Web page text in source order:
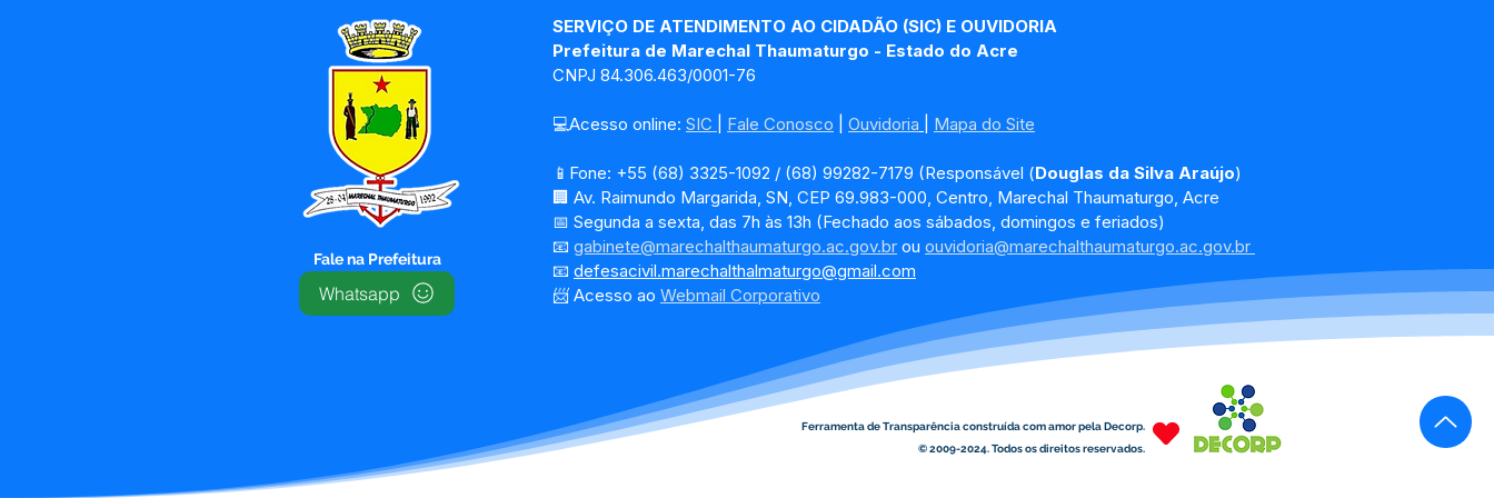
força-tarefa e garante
assistência às famílias
de mudas fortalece o
produtor rural
2026
Fale na Prefeitura
Whatsapp
SERVIÇO DE ATENDIMENTO AO CIDADÃO (SIC) E OUVIDORIA
Prefeitura de Marechal Thaumaturgo - Estado do Acre
CNPJ 84.306.463/0001-76
💻Acesso online: SIC Fale Conosco Ouvidoria Mapa do Site
📱Fone: +55 (68) 3325-1092 / (68) 99282-7179 (Responsável (Douglas da Silva Araújo)
🏢 Av. Raimundo Margarida, SN, CEP 69.983-000, Centro, Marechal Thaumaturgo, Acre
📅 Segunda a sexta, das 7h às 13h (Fechado aos sábados, domingos e feriados)
📧 gabinete@marechalthaumaturgo.ac.gov.br ou ouvidoria@marechalthaumaturgo.ac.gov.br
📧 defesacivil.marechalthalmaturgo@gmail.com
📨 Acesso ao Webmail Corporativo
Ferramenta de Transparência construída com amor pela Decorp.
© 2009-2024. Todos os direitos reservados.